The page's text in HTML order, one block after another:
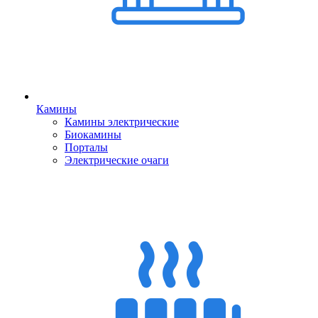
Камины
Камины электрические
Биокамины
Порталы
Электрические очаги